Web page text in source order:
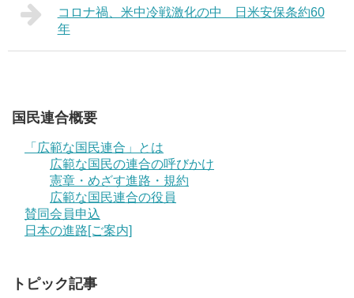
コロナ禍、米中冷戦激化の中 日米安保条約60
年
国民連合概要
「広範な国民連合」とは
広範な国民の連合の呼びかけ
憲章・めざす進路・規約
広範な国民連合の役員
賛同会員申込
日本の進路[ご案内]
トピック記事